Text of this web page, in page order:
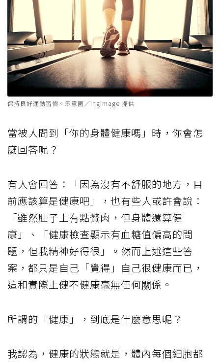
保持良好運動習慣。示意圖／ingimage 提供
當被人問到「你的身體健康嗎」時，你會怎
麼回答呢？
有人會回答：「因為沒有不舒服的地方，目
前應該算是健康吧」，也有些人或許會說：
「雖然肚子上有點贅肉，但身體還算健
康」、「健康檢查顯示有血糖值偏高的問
題，但我精神好得很」。然而上述這些答
案，都只是自己「覺得」自己很健康而已，
這和實際上健不健康毫無任何關係。
所謂的「健康」，到底是什麼意思呢？
我認為，健康的狀態就是，體內每個細胞都